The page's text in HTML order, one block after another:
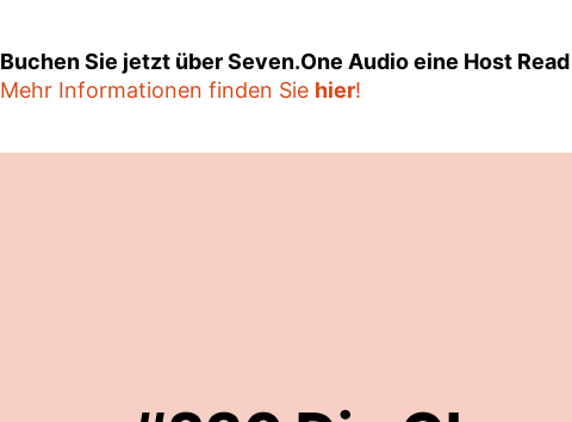
Buchen Sie jetzt über Seven.One Audio eine Host
Mehr Informationen finden Sie hier!